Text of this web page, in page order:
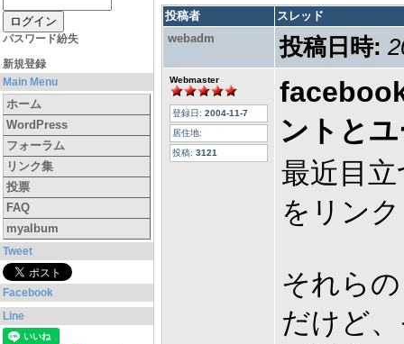
パスワード紛失
新規登録
Main Menu
ホーム
WordPress
フォーラム
リンク集
投票
FAQ
myalbum
Tweet
Facebook
Line
投稿者
スレッド
webadm
投稿日時:
Webmaster
登録日: 2004-11-7
居住地:
投稿: 3121
ントと
最近目
をリン
それら
だけど